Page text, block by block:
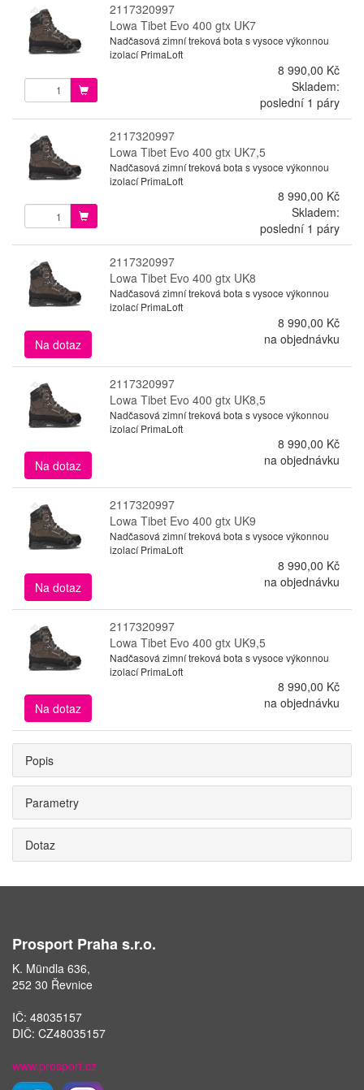
2117320997
Lowa Tibet Evo 400 gtx UK7
Nadčasová zimní treková bota s vysoce výkonnou
izolací PrimaLoft
8 990,00 Kč
Skladem:
poslední 1 páry
2117320997
Lowa Tibet Evo 400 gtx UK7,5
Nadčasová zimní treková bota s vysoce výkonnou
izolací PrimaLoft
8 990,00 Kč
Skladem:
poslední 1 páry
2117320997
Lowa Tibet Evo 400 gtx UK8
Nadčasová zimní treková bota s vysoce výkonnou
izolací PrimaLoft
8 990,00 Kč
Na dotaz
na objednávku
2117320997
Lowa Tibet Evo 400 gtx UK8,5
Nadčasová zimní treková bota s vysoce výkonnou
izolací PrimaLoft
8 990,00 Kč
Na dotaz
na objednávku
2117320997
Lowa Tibet Evo 400 gtx UK9
Nadčasová zimní treková bota s vysoce výkonnou
izolací PrimaLoft
8 990,00 Kč
Na dotaz
na objednávku
2117320997
Lowa Tibet Evo 400 gtx UK9,5
Nadčasová zimní treková bota s vysoce výkonnou
izolací PrimaLoft
8 990,00 Kč
Na dotaz
na objednávku
Popis
Parametry
Dotaz
Prosport Praha s.r.o.
K. Mündla 636,
252 30 Řevnice
IČ: 48035157
DIČ: CZ48035157
www.prosport.cz